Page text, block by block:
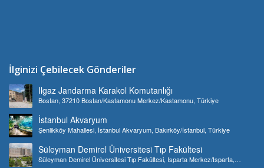
İlginizi Çebilecek Gönderiler
Ilgaz Jandarma Karakol Komutanlığı
Bostan, 37210 Bostan/Kastamonu Merkez/Kastamonu, Türkiye
İstanbul Akvaryum
Şenlikköy Mahallesi, İstanbul Akvaryum, Bakırköy/İstanbul, Türkiye
Süleyman Demirel Üniversitesi Tıp Fakültesi
Süleyman Demirel Üniversitesi Tıp Fakültesi, Isparta Merkez/Isparta,